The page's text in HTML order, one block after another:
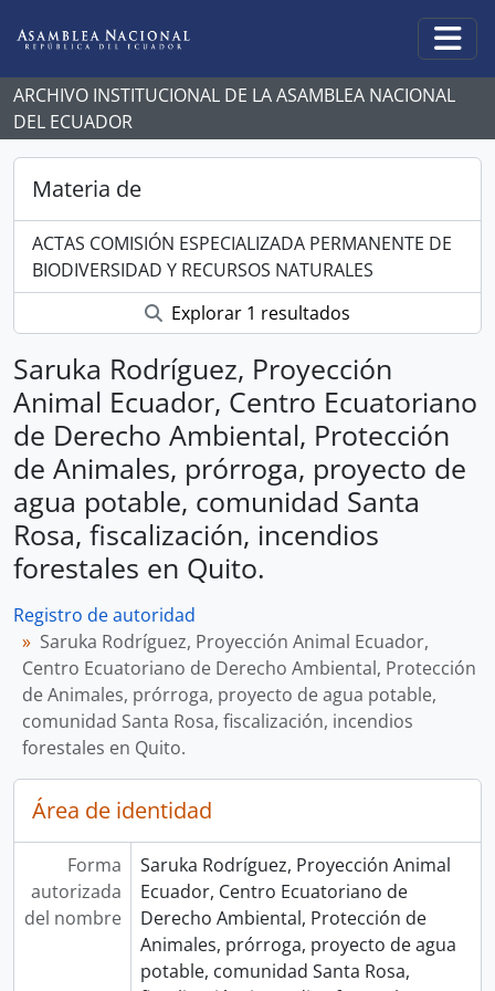
ARCHIVO INSTITUCIONAL DE LA ASAMBLEA NACIONAL
DEL ECUADOR
Materia de
ACTAS COMISIÓN ESPECIALIZADA PERMANENTE DE
BIODIVERSIDAD Y RECURSOS NATURALES
Explorar 1 resultados
Saruka Rodríguez, Proyección
Animal Ecuador, Centro Ecuatoriano
de Derecho Ambiental, Protección
de Animales, prórroga, proyecto de
agua potable, comunidad Santa
Rosa, fiscalización, incendios
forestales en Quito.
Registro de autoridad
Saruka Rodríguez, Proyección Animal Ecuador,
Centro Ecuatoriano de Derecho Ambiental, Protección
de Animales, prórroga, proyecto de agua potable,
comunidad Santa Rosa, fiscalización, incendios
forestales en Quito.
Área de identidad
Forma
autorizada
del nombre
Saruka Rodríguez, Proyección Animal
Ecuador, Centro Ecuatoriano de
Derecho Ambiental, Protección de
Animales, prórroga, proyecto de agua
potable, comunidad Santa Rosa,